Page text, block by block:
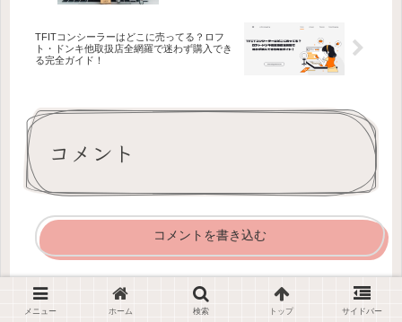
TFITコンシーラーはどこに売ってる？ロフ
ト・ドンキ他取扱店全網羅で迷わず購入でき
る完全ガイド！
コメント
コメントを書き込む
ホーム 商品販売関係
メニュー ホーム 検索 トップ サイドバー